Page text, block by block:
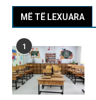
MË TË LEXUARA
1